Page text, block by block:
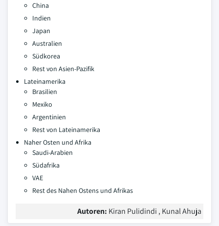
China
Indien
Japan
Australien
Südkorea
Rest von Asien-Pazifik
Lateinamerika
Brasilien
Mexiko
Argentinien
Rest von Lateinamerika
Naher Osten und Afrika
Saudi-Arabien
Südafrika
VAE
Rest des Nahen Ostens und Afrikas
Autoren: Kiran Pulidindi , Kunal Ahuja